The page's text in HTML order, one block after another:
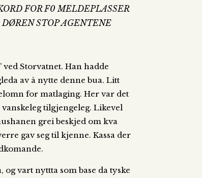
FOR F0 MELDEPLASSER
STOP AGENTENE
ved Storvatnet. Han hadde
av å nytte denne bua. Litt
for matlaging. Her var det
tilgjengeleg. Likevel
grei beskjed om kva
gav seg til kjenne. Kassa der
vart nyttta som base da tyske